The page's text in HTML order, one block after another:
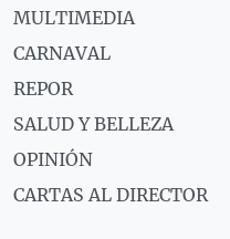
MULTIMEDIA
CARNAVAL
REPOR
SALUD Y BELLEZA
OPINIÓN
CARTAS AL DIRECTOR